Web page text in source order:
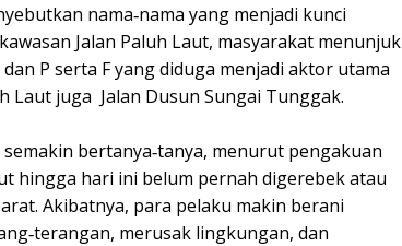
nama‑nama yang menjadi kunci
Jalan Paluh Laut, masyarakat menunjuk
P serta F yang diduga menjadi aktor utama
Laut juga Jalan Dusun Sungai Tunggak.
bertanya‑tanya, menurut pengakuan
hingga hari ini belum pernah digerebek atau
Akibatnya, para pelaku makin berani
merusak lingkungan, dan